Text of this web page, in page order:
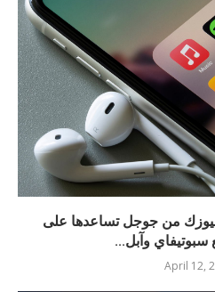
من جوجل تساعدها على
سبوتيفاي وآبل...
April 12,